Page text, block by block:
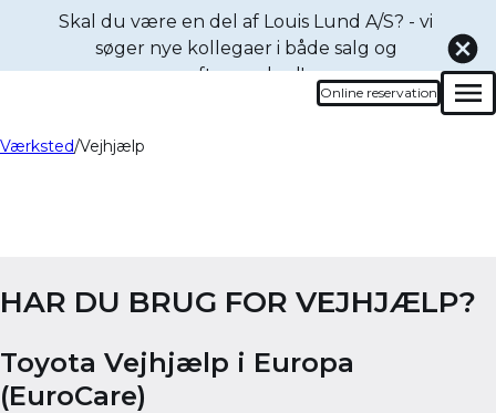
Skal du være en del af Louis Lund A/S? - vi
søger nye kollegaer i både salg og
eftermarked!
Online reservation
Værksted Vejhjælp
HAR DU BRUG FOR VEJHJÆLP?
Toyota Vejhjælp i Europa
(EuroCare)